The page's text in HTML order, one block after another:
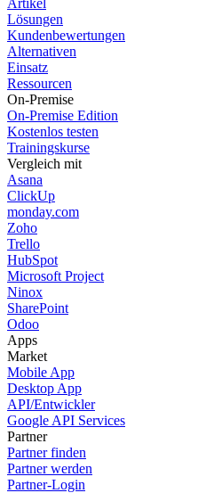
Lösungen
Kundenbewertungen
Alternativen
Einsatz
Ressourcen
On-Premise
On-Premise Edition
Kostenlos testen
Trainingskurse
Vergleich mit
Asana
ClickUp
monday.com
Zoho
Trello
HubSpot
Microsoft Project
Ninox
SharePoint
Odoo
Apps
Market
Mobile App
Desktop App
API/Entwickler
Google API Services
Partner
Partner finden
Partner werden
Partner-Login